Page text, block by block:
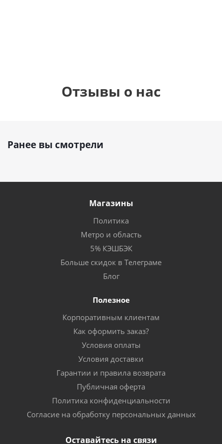
Отзывы о нас
Ранее вы смотрели
Магазины
Политика
Метро и область
5% КЭШБЭК
Больше скидок в Телеграме
Блог
Полезное
Корпоративным клиентам
Как оформить заказ?
Условия оплаты
Условия доставки
Гарантии и правила возврата
Публичная оферта
Политика конфиденциальности
Согласие на обработку персональных данных
Оставайтесь на связи